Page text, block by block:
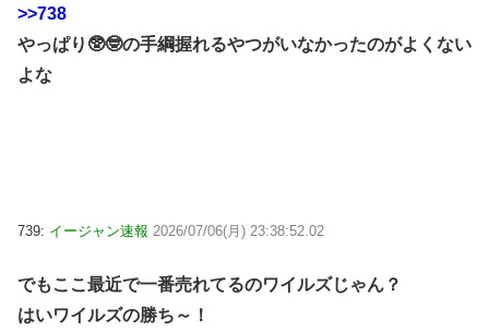
>>738
やっぱり🥸🤓の手綱握れるやつがいなかったのがよくない
よな
739: イージャン速報 2026/07/06(月) 23:38:52.02
でもここ最近で一番売れてるのワイルズじゃん？
はいワイルズの勝ち～！